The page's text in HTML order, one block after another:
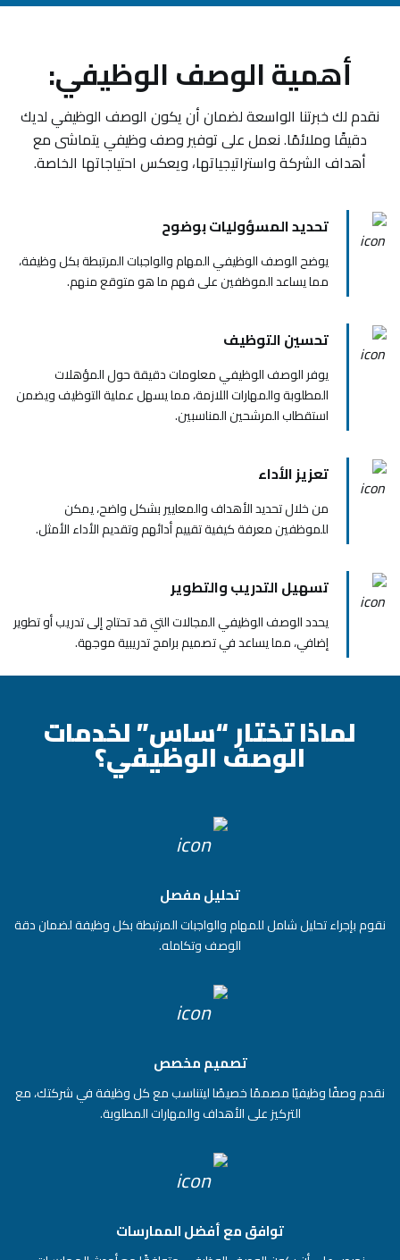
أهمية الوصف الوظيفي:
نقدم لك خبرتنا الواسعة لضمان أن يكون الوصف الوظيفي لديك
دقيقًا وملائمًا. نعمل على توفير وصف وظيفي يتماشى مع
أهداف الشركة واستراتيجياتها، ويعكس احتياجاتها الخاصة.
تحديد المسؤوليات بوضوح
يوضح الوصف الوظيفي المهام والواجبات المرتبطة بكل وظيفة،
مما يساعد الموظفين على فهم ما هو متوقع منهم.
تحسين التوظيف
يوفر الوصف الوظيفي معلومات دقيقة حول المؤهلات
المطلوبة والمهارات اللازمة، مما يسهل عملية التوظيف ويضمن
استقطاب المرشحين المناسبين.
تعزيز الأداء
من خلال تحديد الأهداف والمعايير بشكل واضح، يمكن
للموظفين معرفة كيفية تقييم أدائهم وتقديم الأداء الأمثل.
تسهيل التدريب والتطوير
يحدد الوصف الوظيفي المجالات التي قد تحتاج إلى تدريب أو تطوير
إضافي، مما يساعد في تصميم برامج تدريبية موجهة.
لماذا تختار “ساس” لخدمات
الوصف الوظيفي؟
تحليل مفصل
نقوم بإجراء تحليل شامل للمهام والواجبات المرتبطة بكل وظيفة لضمان دقة
الوصف وتكامله.
تصميم مخصص
نقدم وصفًا وظيفيًا مصممًا خصيصًا ليتناسب مع كل وظيفة في شركتك، مع
التركيز على الأهداف والمهارات المطلوبة.
توافق مع أفضل الممارسات